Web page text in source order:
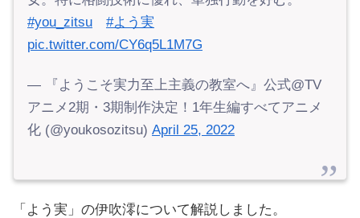
#you_zitsu
#よう実
pic.twitter.com/CY6q5L1M7G
— 『ようこそ実力至上主義の教室へ』公式@TV
アニメ2期・3期制作決定！1年生編すべてアニメ
化 (@youkosozitsu) April 25, 2022
「よう実」の伊吹澪について解説しました。